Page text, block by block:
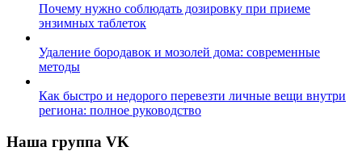
Почему нужно соблюдать дозировку при приеме
энзимных таблеток
Удаление бородавок и мозолей дома: современные
методы
Как быстро и недорого перевезти личные вещи внутри
региона: полное руководство
Наша группа VK